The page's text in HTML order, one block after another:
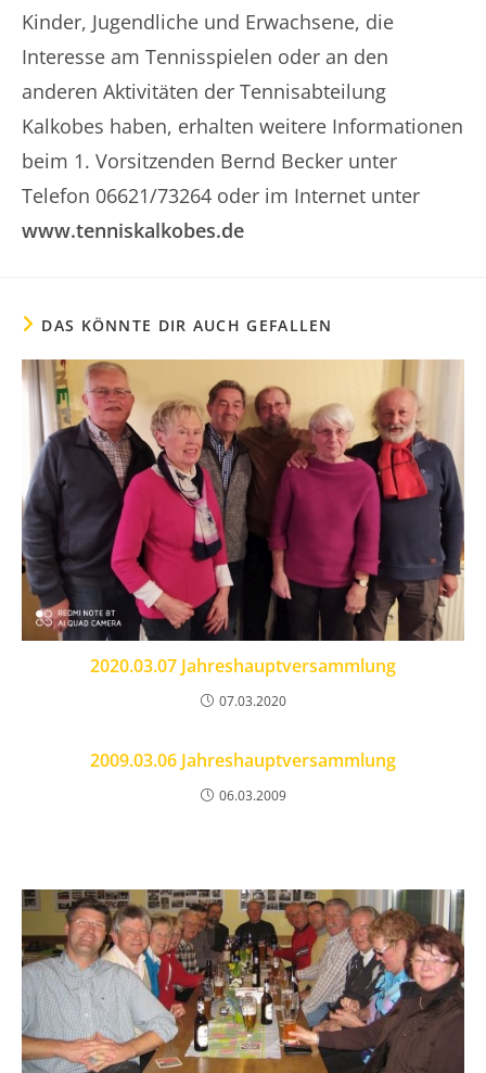
Kinder, Jugendliche und Erwachsene, die
Interesse am Tennisspielen oder an den
anderen Aktivitäten der Tennisabteilung
Kalkobes haben, erhalten weitere Informationen
beim 1. Vorsitzenden Bernd Becker unter
Telefon 06621/73264 oder im Internet unter
www.tenniskalkobes.de
DAS KÖNNTE DIR AUCH GEFALLEN
2020.03.07 Jahreshauptversammlung
07.03.2020
2009.03.06 Jahreshauptversammlung
06.03.2009